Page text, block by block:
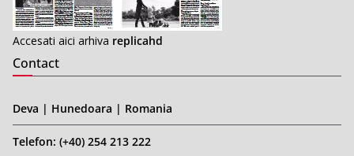
Accesati aici arhiva replicahd
Contact
Deva | Hunedoara | Romania
Telefon: (+40) 254 213 222